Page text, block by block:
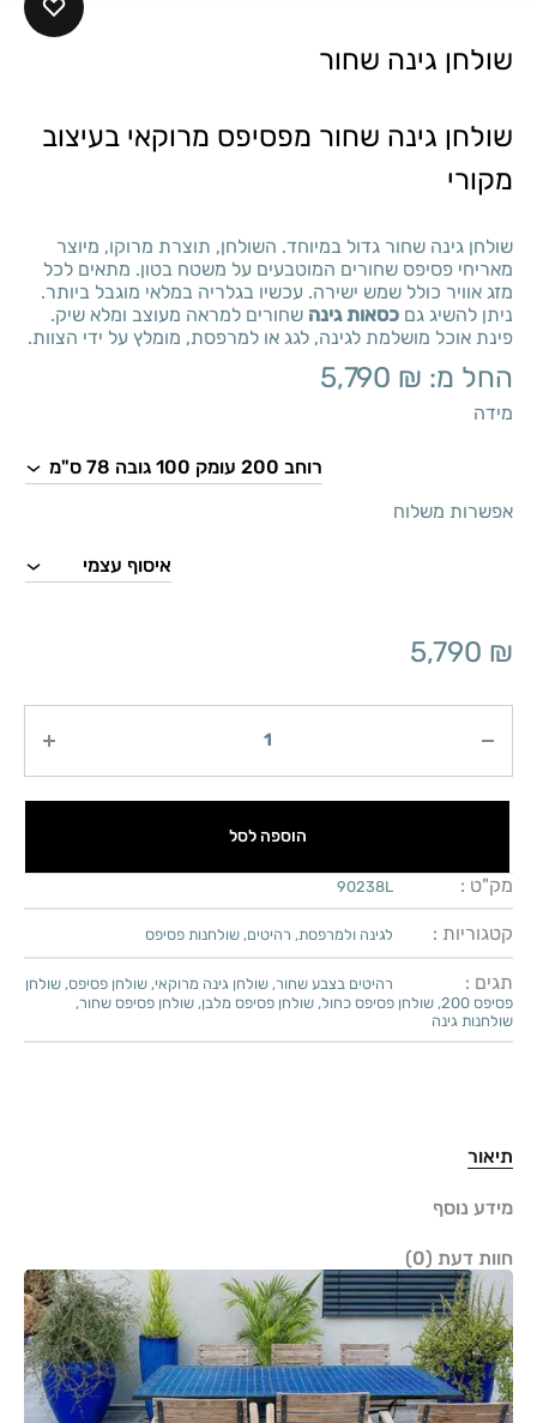
שולחן גינה שחור
שולחן גינה שחור מפסיפס מרוקאי בעיצוב
מקורי
שולחן גינה שחור גדול במיוחד. השולחן, תוצרת מרוקו, מיוצר
מאריחי פסיפס שחורים המוטבעים על משטח בטון. מתאים לכל
מזג אוויר כולל שמש ישירה. עכשיו בגלריה במלאי מוגבל ביותר.
ניתן להשיג גם כסאות גינה שחורים למראה מעוצב ומלא שיק.
פינת אוכל מושלמת לגינה, לגג או למרפסת, מומלץ על ידי הצוות.
החל מ: 5,790 ₪
מידה
אפשרות משלוח
5,790 ₪
הוספה לסל
מק"ט : 90238L
קטגוריות : לגינה ולמרפסת, רהיטים, שולחנות פסיפס
תגים : רהיטים בצבע שחור, שולחן גינה מרוקאי, שולחן פסיפס, שולחן
פסיפס 200
, שולחן פסיפס כחול, שולחן פסיפס מלבן, שולחן פסיפס שחור,
שולחנות גינה
תיאור
מידע נוסף
חוות דעת (0)